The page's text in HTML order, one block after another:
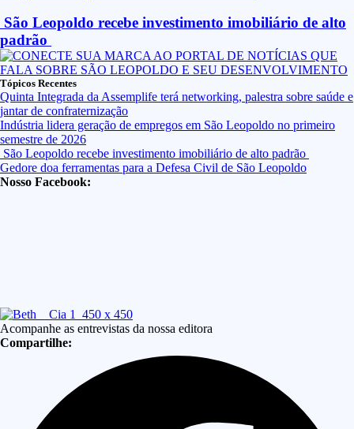
São Leopoldo recebe investimento imobiliário de alto
padrão
Tópicos Recentes
Quinta Integrada da Assemplife terá networking, palestra sobre saúde e
jantar de confraternização
Indústria lidera geração de empregos em São Leopoldo no primeiro
semestre de 2026
São Leopoldo recebe investimento imobiliário de alto padrão
Gedore doa ferramentas para a Defesa Civil de São Leopoldo
Nosso Facebook:
Acompanhe as entrevistas da nossa editora
Compartilhe: